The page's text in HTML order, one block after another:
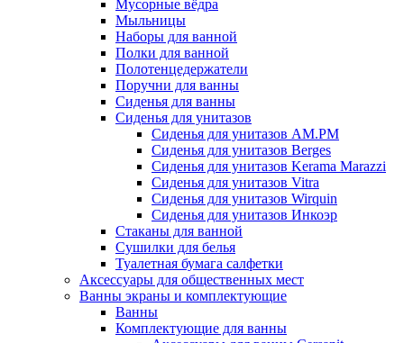
Мусорные вёдра
Мыльницы
Наборы для ванной
Полки для ванной
Полотенцедержатели
Поручни для ванны
Сиденья для ванны
Сиденья для унитазов
Сиденья для унитазов AM.PM
Сиденья для унитазов Berges
Сиденья для унитазов Kerama Marazzi
Сиденья для унитазов Vitra
Сиденья для унитазов Wirquin
Сиденья для унитазов Инкоэр
Стаканы для ванной
Сушилки для белья
Туалетная бумага салфетки
Аксессуары для общественных мест
Ванны экраны и комплектующие
Ванны
Комплектующие для ванны